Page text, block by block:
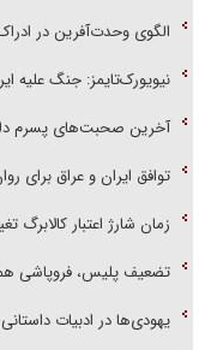
الگوی وحدت‌آفرین در
نیویورک‌تایمز: جنگ علیه
آخرین صحبت‌های پسرم
توافق ایران و عراق برای
زمان شارژ اعتبار کالابرگ
تضعیف پلیس، فروپاشی
یهودی‌ها در ادبیات